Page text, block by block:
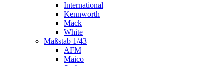
International
Kennworth
Mack
White
Maßstab 1/43
AFM
Maico